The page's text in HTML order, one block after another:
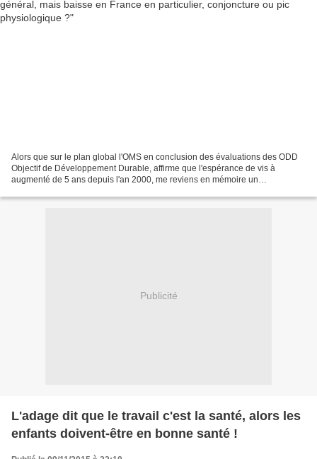
Alors que sur le plan global l'OMS en conclusion des évaluations des ODD
Objectif de Développement Durable, affirme que l'espérance de vis à
augmenté de 5 ans depuis l'an 2000, me reviens en mémoire un
Publicité
L'adage dit que le travail c'est la santé, alors les
enfants doivent-être en bonne santé !